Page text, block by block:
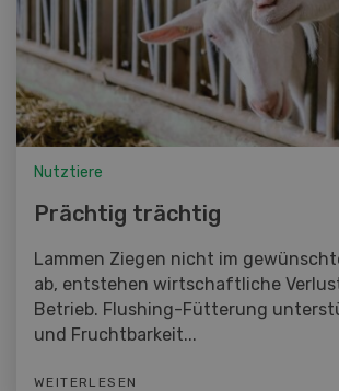
Nutztiere
Prächtig trächtig
Lammen Ziegen nicht im
ab, entstehen wirtschaftliche
Betrieb. Flushing-Fütterung
und Fruchtbarkeit...
WEITERLESEN